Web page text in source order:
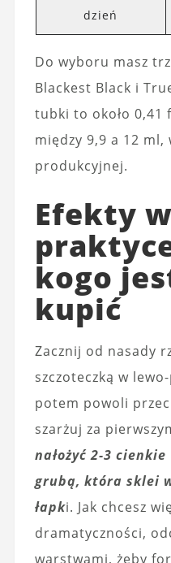
dzień
Do wyboru masz
Blackest Black i
tubki to około 0,41
między 9,9 a 12
produkcyjnej.
Efekty w
kogo
kupić
Zacznij od nasady
szczoteczką w
potem powoli
szarżuj za
nałożyć 2-3
grubą, która sklei
łapki. Jak chcesz
dramatyczności,
warstwami, żeby